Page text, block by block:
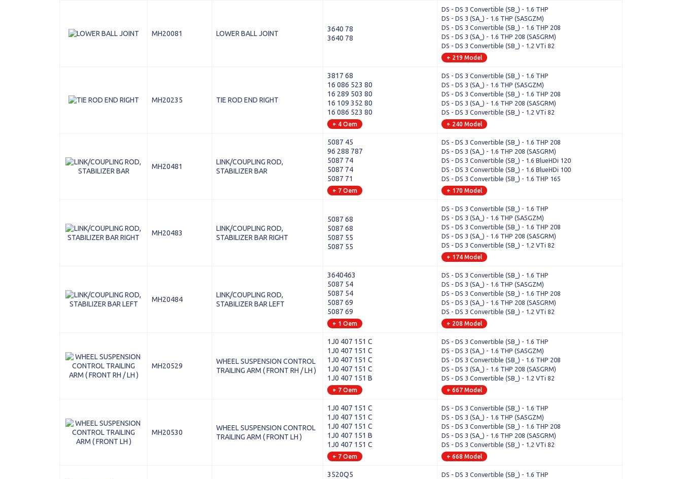
MH20081 LOWER BALL JOINT
3640 78
3640 78
DS - DS 3 Convertible (SB_) - 1.6 THP
DS - DS 3 (SA_) - 1.6 THP (SA5GZM)
DS - DS 3 Convertible (SB_) - 1.6 THP 208
DS - DS 3 (SA_) - 1.6 THP 208 (SA5GRM)
DS - DS 3 Convertible (SB_) - 1.2 VTi 82
+ 219 Model
MH20235 TIE ROD END RIGHT
3817 68
16 086 523 80
16 289 503 80
16 109 352 80
16 086 523 80
+ 4 Oem
DS - DS 3 Convertible (SB_) - 1.6 THP
DS - DS 3 (SA_) - 1.6 THP (SA5GZM)
DS - DS 3 Convertible (SB_) - 1.6 THP 208
DS - DS 3 (SA_) - 1.6 THP 208 (SA5GRM)
DS - DS 3 Convertible (SB_) - 1.2 VTi 82
+ 240 Model
MH20481
LINK/COUPLING ROD,
STABILIZER BAR
5087 45
96 288 787
5087 74
5087 74
5087 71
+ 7 Oem
DS - DS 3 Convertible (SB_) - 1.6 THP 208
DS - DS 3 (SA_) - 1.6 THP 208 (SA5GRM)
DS - DS 3 Convertible (SB_) - 1.6 BlueHDi 120
DS - DS 3 Convertible (SB_) - 1.6 BlueHDi 100
DS - DS 3 Convertible (SB_) - 1.6 THP 165
+ 170 Model
MH20483
LINK/COUPLING ROD,
STABILIZER BAR RIGHT
5087 68
5087 68
5087 55
5087 55
DS - DS 3 Convertible (SB_) - 1.6 THP
DS - DS 3 (SA_) - 1.6 THP (SA5GZM)
DS - DS 3 Convertible (SB_) - 1.6 THP 208
DS - DS 3 (SA_) - 1.6 THP 208 (SA5GRM)
DS - DS 3 Convertible (SB_) - 1.2 VTi 82
+ 174 Model
MH20484
LINK/COUPLING ROD,
STABILIZER BAR LEFT
3640463
5087 54
5087 54
5087 69
5087 69
+ 1 Oem
DS - DS 3 Convertible (SB_) - 1.6 THP
DS - DS 3 (SA_) - 1.6 THP (SA5GZM)
DS - DS 3 Convertible (SB_) - 1.6 THP 208
DS - DS 3 (SA_) - 1.6 THP 208 (SA5GRM)
DS - DS 3 Convertible (SB_) - 1.2 VTi 82
+ 208 Model
MH20529
WHEEL SUSPENSION CONTROL
TRAILING ARM ( FRONT RH / LH )
1J0 407 151 C
1J0 407 151 C
1J0 407 151 C
1J0 407 151 C
1J0 407 151 B
+ 7 Oem
DS - DS 3 Convertible (SB_) - 1.6 THP
DS - DS 3 (SA_) - 1.6 THP (SA5GZM)
DS - DS 3 Convertible (SB_) - 1.6 THP 208
DS - DS 3 (SA_) - 1.6 THP 208 (SA5GRM)
DS - DS 3 Convertible (SB_) - 1.2 VTi 82
+ 667 Model
MH20530
WHEEL SUSPENSION CONTROL
TRAILING ARM ( FRONT LH )
1J0 407 151 C
1J0 407 151 C
1J0 407 151 C
1J0 407 151 B
1J0 407 151 C
+ 7 Oem
DS - DS 3 Convertible (SB_) - 1.6 THP
DS - DS 3 (SA_) - 1.6 THP (SA5GZM)
DS - DS 3 Convertible (SB_) - 1.6 THP 208
DS - DS 3 (SA_) - 1.6 THP 208 (SA5GRM)
DS - DS 3 Convertible (SB_) - 1.2 VTi 82
+ 668 Model
3520Q5
DS - DS 3 Convertible (SB_) - 1.6 THP